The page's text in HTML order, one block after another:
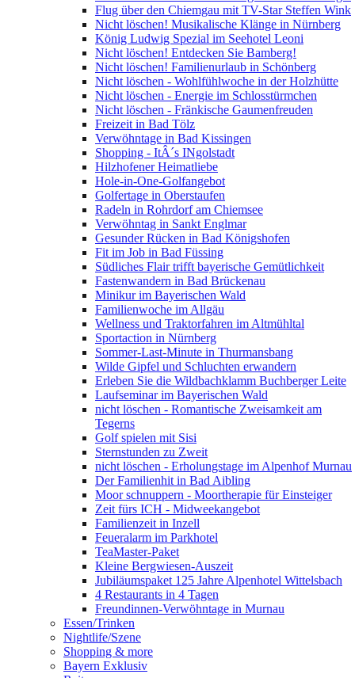
Flug über den Chiemgau mit TV-Star Steffen Wink
Nicht löschen! Musikalische Klänge in Nürnberg
König Ludwig Spezial im Seehotel Leoni
Nicht löschen! Entdecken Sie Bamberg!
Nicht löschen! Familienurlaub in Schönberg
Nicht löschen - Wohlfühlwoche in der Holzhütte
Nicht löschen - Energie im Schlosstürmchen
Nicht löschen - Fränkische Gaumenfreuden
Freizeit in Bad Tölz
Verwöhntage in Bad Kissingen
Shopping - ItÂ´s INgolstadt
Hilzhofener Heimatliebe
Hole-in-One-Golfangebot
Golfertage in Oberstaufen
Radeln in Rohrdorf am Chiemsee
Verwöhntag in Sankt Englmar
Gesunder Rücken in Bad Königshofen
Fit im Job in Bad Füssing
Südliches Flair trifft bayerische Gemütlichkeit
Fastenwandern in Bad Brückenau
Minikur im Bayerischen Wald
Familienwoche im Allgäu
Wellness und Traktorfahren im Altmühltal
Sportaction in Nürnberg
Sommer-Last-Minute in Thurmansbang
Wilde Gipfel und Schluchten erwandern
Erleben Sie die Wildbachklamm Buchberger Leite
Laufseminar im Bayerischen Wald
nicht löschen - Romantische Zweisamkeit am
Tegerns
Golf spielen mit Sisi
Sternstunden zu Zweit
nicht löschen - Erholungstage im Alpenhof Murnau
Der Familienhit in Bad Aibling
Moor schnuppern - Moortherapie für Einsteiger
Zeit fürs ICH - Midweekangebot
Familienzeit in Inzell
Feueralarm im Parkhotel
TeaMaster-Paket
Kleine Bergwiesen-Auszeit
Jubiläumspaket 125 Jahre Alpenhotel Wittelsbach
4 Restaurants in 4 Tagen
Freundinnen-Verwöhntage in Murnau
Essen/Trinken
Nightlife/Szene
Shopping & more
Bayern Exklusiv